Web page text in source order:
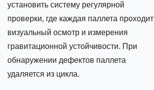
установить систему регулярной
проверки, где каждая паллета проходит
визуальный осмотр и измерения
гравитационной устойчивости. При
обнаружении дефектов паллета
удаляется из цикла.